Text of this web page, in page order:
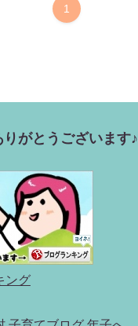
1
がとうございます♪
ング